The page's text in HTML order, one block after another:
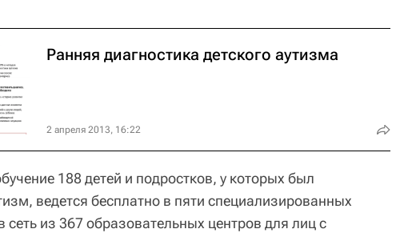
Ранняя диагностика детского аутизма
2 апреля 2013, 16:22
188 детей и подростков, у которых был
ведется бесплатно в пяти специализированных
из 367 образовательных центров для лиц с